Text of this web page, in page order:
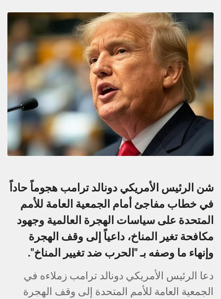
شن الرئيس الأمريكي دونالد ترامب هجوماً حاداً
في خطاب مفاجئ أمام الجمعية العامة للأمم
المتحدة على سياسات الهجرة العالمية وجهود
مكافحة تغير المناخ، داعياً إلى وقف الهجرة
وإنهاء ما وصفه بـ "الحرب ضد تغيير المناخ".
دعا الرئيس الأمريكي دونالد ترامب زملاءه في
الجمعية العامة للأمم المتحدة إلى وقف الهجرة